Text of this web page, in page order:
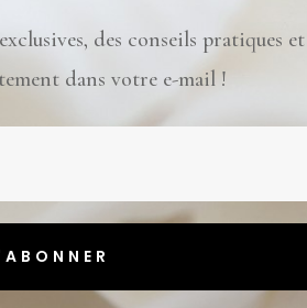
des conseils pratiques
dans votre e-mail !